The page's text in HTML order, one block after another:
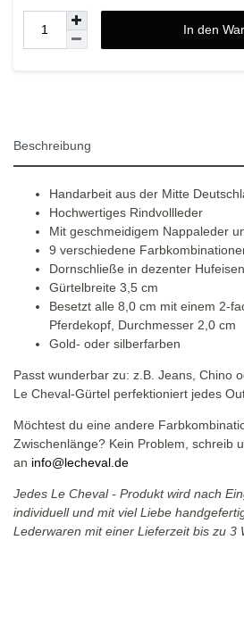
In den
Beschreibung
Handarbeit aus der Mitte
Hochwertiges Rindvollleder
Mit geschmeidigem Nappaleder
9 verschiedene
Dornschließe in dezenter
Gürtelbreite 3,5 cm
Besetzt alle 8,0 cm mit einem 2-
Pferdekopf, Durchmesser 2,0 cm
Gold- oder silberfarben
Passt wunderbar zu: z.B. Jeans, Chino
Le Cheval-Gürtel perfektioniert jedes
Möchtest du eine andere
Zwischenlänge? Kein Problem, schreib
an info@lecheval.de
Jedes Le Cheval - Produkt wird nach
individuell und mit viel Liebe
Lederwaren mit einer Lieferzeit bis zu 3